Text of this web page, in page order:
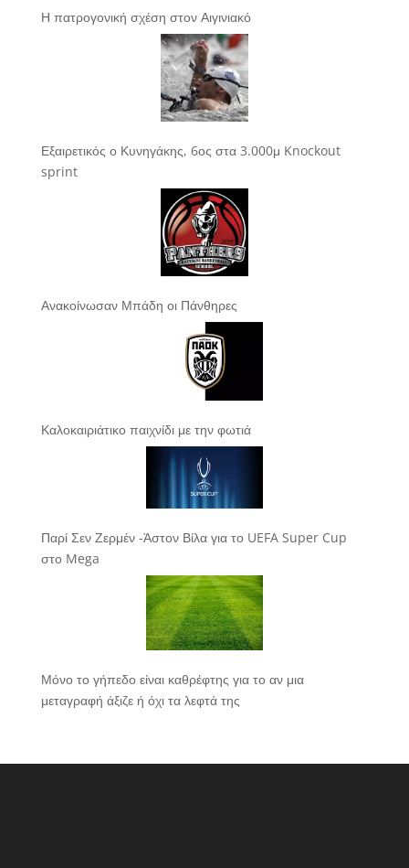
Η πατρογονική σχέση στον Αιγινιακό
Εξαιρετικός ο Κυνηγάκης, 6ος στα 3.000μ Knockout
sprint
Ανακοίνωσαν Μπάδη οι Πάνθηρες
Καλοκαιριάτικο παιχνίδι με την φωτιά
Παρί Σεν Ζερμέν -Άστον Βίλα για το UEFA Super Cup
στο Mega
Μόνο το γήπεδο είναι καθρέφτης για το αν μια
μεταγραφή άξιζε ή όχι τα λεφτά της